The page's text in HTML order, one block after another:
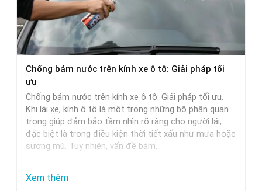
Chọn
Nước
Rửa
Xe
Phù
Nhất
Chống bám nước trên kính xe ô tô: Giải pháp tối
ưu
Chống bám nước trên kính xe ô tô: Giải pháp tối ưu.
Khi lái xe, kính ô tô là một trong những bộ phận quan
trọng giúp đảm bảo tầm nhìn rõ ràng cho người lái,
đặc biệt là trong điều kiện thời tiết xấu như mưa hoặc
sương mù. Tuy nhiên, vấn đề bám…
Xem thêm: